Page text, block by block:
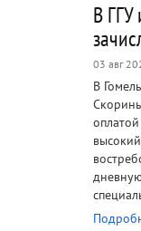
В
03 авг
В